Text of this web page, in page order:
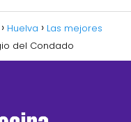
Huelva
Las mejores
del Condado